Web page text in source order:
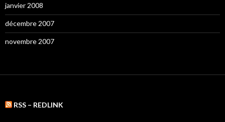
janvier 2008
décembre 2007
novembre 2007
RSS – REDLINK